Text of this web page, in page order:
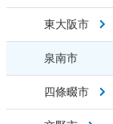
東大阪市
泉南市
四條畷市